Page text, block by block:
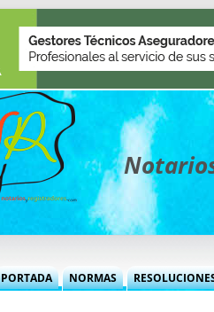
PORTADA NORMAS